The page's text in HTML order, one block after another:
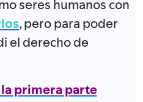
seres humanos con
, pero para poder
el derecho de
la primera parte